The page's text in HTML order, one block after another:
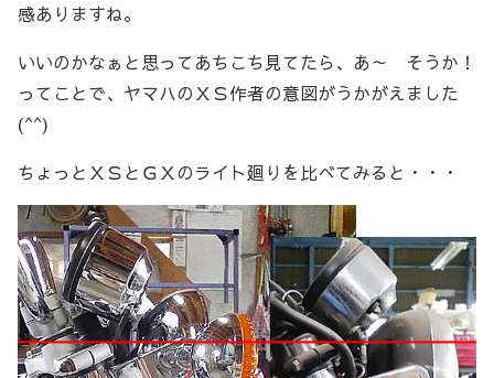
感ありますね。
いいのかなぁと思ってあちこち見てたら、あ～ そうか！
ってことで、ヤマハのＸＳ作者の意図がうかがえました
(^^)
ちょっとＸＳとＧＸのライト廻りを比べてみると・・・